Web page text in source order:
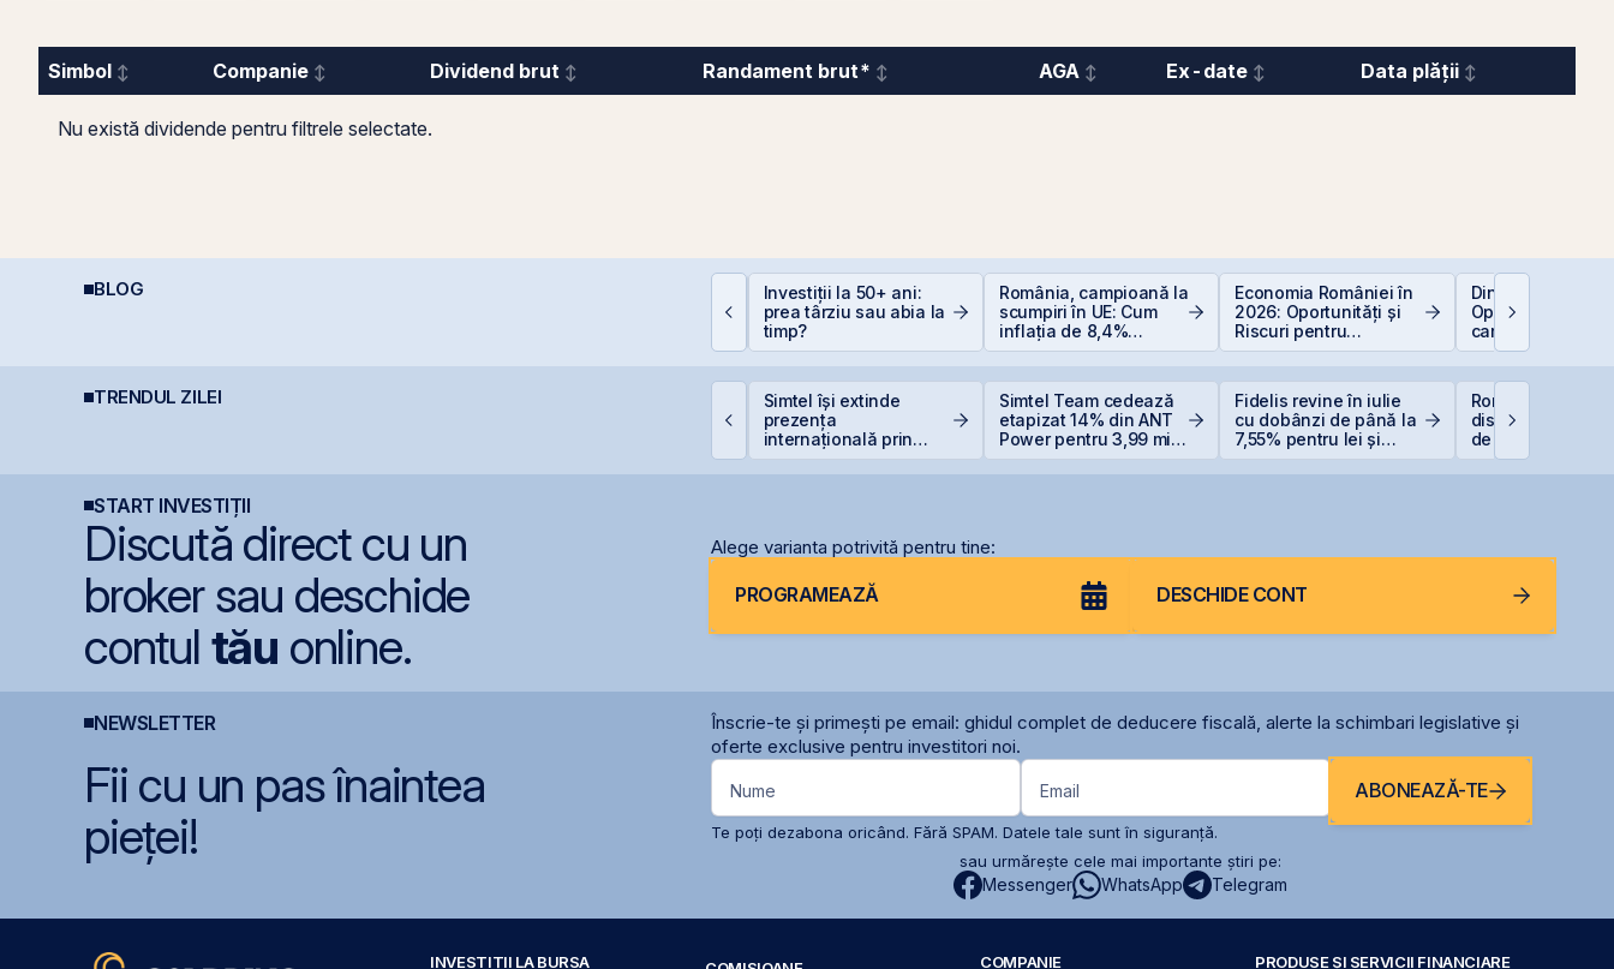
Simbol Companie Dividend brut Randament brut* AGA Ex-date Data plății
Nu există dividende pentru filtrele selectate.
BLOG
Cum funcționează
Investiții la 50+ ani:
prea târziu sau abia la
timp?
România, campioană la
scumpiri în UE: Cum
inflația de 8,4%
erodează bugetul și
Economia României în
2026: Oportunități și
Riscuri pentru
Investitori
Dincolo de
Oportunitățile
care construiesc
viitorul AI
TRENDUL ZILEI
BERD vinde 1% din
Simtel își extinde
prezența
internațională prin
Simtel Team cedează
etapizat 14% din ANT
Power pentru 3,99 mil.
Fidelis revine în iulie
cu dobânzi de până la
7,55% pentru lei și
România începe
discuțiile cu
de rating pentru
menținerea
START INVESTIȚII
Discută direct cu un
broker sau deschide
contul tău online.
Alege varianta potrivită pentru tine:
PROGRAMEAZĂ DESCHIDE CONT
NEWSLETTER
Înscrie-te și primești pe email: ghidul complet de deducere fiscală, alerte la schimbari legislative și
oferte exclusive pentru investitori noi.
Fii cu un pas înaintea
pieței!
Nume Email ABONEAZĂ-TE
Te poți dezabona oricând. Fără SPAM. Datele tale sunt în siguranță.
sau urmărește cele mai importante știri pe:
Messenger WhatsApp Telegram
INVESTIȚII LA BURSA COMPANIE PRODUSE ȘI SERVICII FINANCIARE